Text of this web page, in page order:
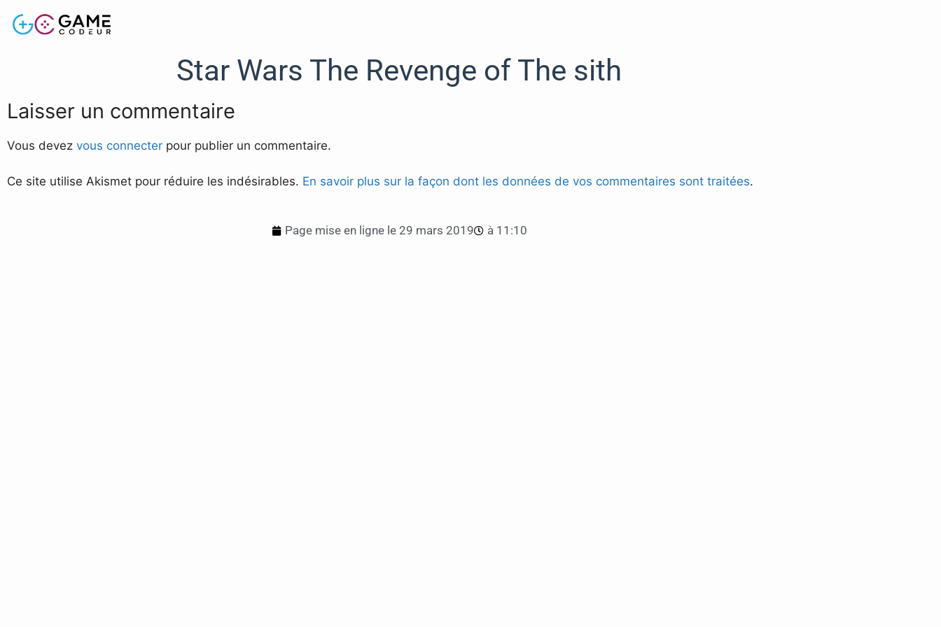
Star Wars The Revenge of The sith
Laisser un commentaire
Vous devez vous connecter pour publier un commentaire.
Ce site utilise Akismet pour réduire les indésirables. En savoir plus sur la façon dont les données de vos commentaires sont traitées.
Page mise en ligne le 29 mars 2019 à 11:10